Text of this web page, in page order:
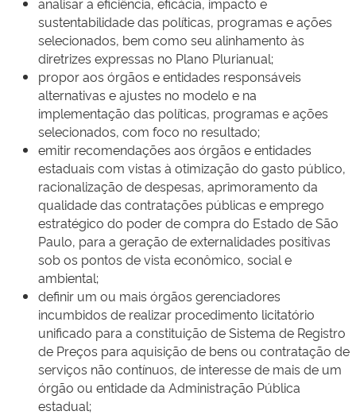
sustentabilidade das políticas, programas e ações
selecionados, bem como seu alinhamento às
diretrizes expressas no Plano Plurianual;
propor aos órgãos e entidades responsáveis
alternativas e ajustes no modelo e na
implementação das políticas, programas e ações
selecionados, com foco no resultado;
emitir recomendações aos órgãos e entidades
estaduais com vistas à otimização do gasto público,
racionalização de despesas, aprimoramento da
qualidade das contratações públicas e emprego
estratégico do poder de compra do Estado de São
Paulo, para a geração de externalidades positivas
sob os pontos de vista econômico, social e
ambiental;
definir um ou mais órgãos gerenciadores
incumbidos de realizar procedimento licitatório
unificado para a constituição de Sistema de Registro
de Preços para aquisição de bens ou contratação de
serviços não contínuos, de interesse de mais de um
órgão ou entidade da Administração Pública
estadual;